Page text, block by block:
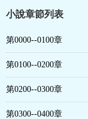
小說章節列表
第0000--0100章
第0100--0200章
第0200--0300章
第0300--0400章